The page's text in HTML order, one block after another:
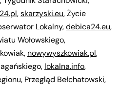
,skarzyski.eu, Życie
Lokalny,debica24.eu,
Wołowskiego,
nowywyszkowiak.pl,
lokalna.info,
Przegląd Bełchatowski,